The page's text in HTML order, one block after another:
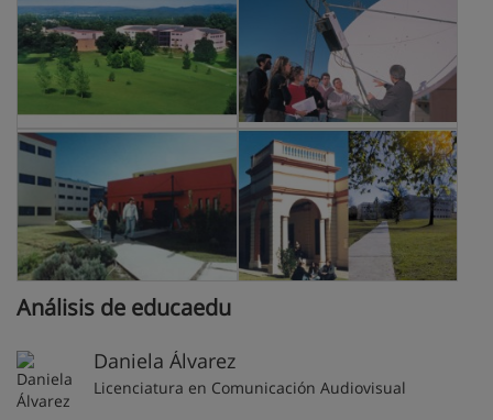
Análisis de educaedu
Daniela Álvarez
Licenciatura en Comunicación Audiovisual